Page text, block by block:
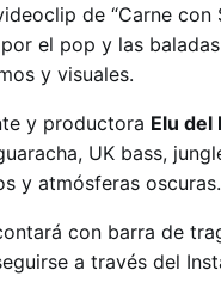
de “Carne con
el pop y las
y visuales.
y productora Elu del
UK bass,
y atmósferas oscuras.
con barra de
a través del